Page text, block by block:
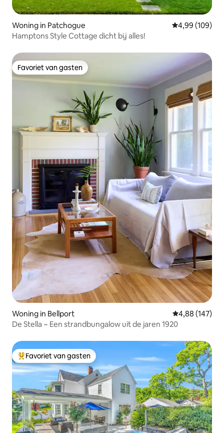
Woning in Patchogue Gemiddelde
4,99 (109)
Hamptons Style Cottage dicht bij alles!
Favoriet van gasten
Favoriet van gasten
Woning in Bellport Gemiddelde
4,88 (147)
De Stella ~ Een strandbungalow uit de jaren 1920
Topfavoriet van gasten
Favoriet van gasten